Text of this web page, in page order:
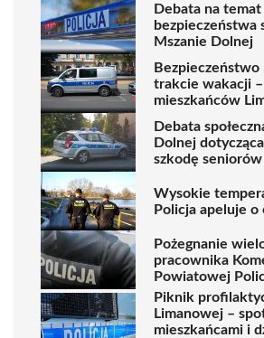
Debata na temat
bezpieczeństwa
Mszanie Dolnej
Bezpieczeństwo
trakcie wakacji
mieszkańców
Debata
Dolnej
szkodę seniorów
Wysokie
Policja apeluje o
Pożegnanie
pracownika
Powiatowej
Piknik
Limanowej –
mieszkańcami i